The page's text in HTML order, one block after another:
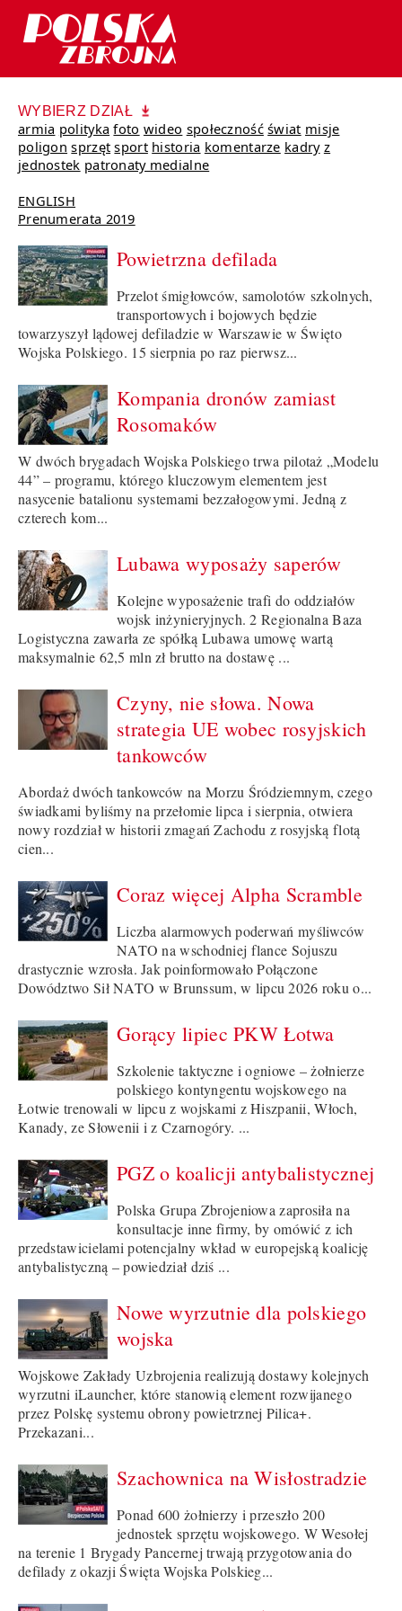
WYBIERZ DZIAŁ
armia polityka foto wideo społeczność świat misje
poligon sprzęt sport historia komentarze kadry z
jednostek patronaty medialne
ENGLISH
Prenumerata 2019
Powietrzna defilada
Przelot śmigłowców, samolotów szkolnych,
transportowych i bojowych będzie
towarzyszył lądowej defiladzie w Warszawie w Święto
Wojska Polskiego. 15 sierpnia po raz pierwsz...
Kompania dronów zamiast
Rosomaków
W dwóch brygadach Wojska Polskiego trwa pilotaż „Modelu
44” – programu, którego kluczowym elementem jest
nasycenie batalionu systemami bezzałogowymi. Jedną z
czterech kom...
Lubawa wyposaży saperów
Kolejne wyposażenie trafi do oddziałów
wojsk inżynieryjnych. 2 Regionalna Baza
Logistyczna zawarła ze spółką Lubawa umowę wartą
maksymalnie 62,5 mln zł brutto na dostawę ...
Czyny, nie słowa. Nowa
strategia UE wobec rosyjskich
tankowców
Abordaż dwóch tankowców na Morzu Śródziemnym, czego
świadkami byliśmy na przełomie lipca i sierpnia, otwiera
nowy rozdział w historii zmagań Zachodu z rosyjską flotą
cien...
Coraz więcej Alpha Scramble
Liczba alarmowych poderwań myśliwców
NATO na wschodniej flance Sojuszu
drastycznie wzrosła. Jak poinformowało Połączone
Dowództwo Sił NATO w Brunssum, w lipcu 2026 roku o...
Gorący lipiec PKW Łotwa
Szkolenie taktyczne i ogniowe – żołnierze
polskiego kontyngentu wojskowego na
Łotwie trenowali w lipcu z wojskami z Hiszpanii, Włoch,
Kanady, ze Słowenii i z Czarnogóry. ...
PGZ o koalicji antybalistycznej
Polska Grupa Zbrojeniowa zaprosiła na
konsultacje inne firmy, by omówić z ich
przedstawicielami potencjalny wkład w europejską koalicję
antybalistyczną – powiedział dziś ...
Nowe wyrzutnie dla polskiego
wojska
Wojskowe Zakłady Uzbrojenia realizują dostawy kolejnych
wyrzutni iLauncher, które stanowią element rozwijanego
przez Polskę systemu obrony powietrznej Pilica+.
Przekazani...
Szachownica na Wisłostradzie
Ponad 600 żołnierzy i przeszło 200
jednostek sprzętu wojskowego. W Wesołej
na terenie 1 Brygady Pancernej trwają przygotowania do
defilady z okazji Święta Wojska Polskieg...